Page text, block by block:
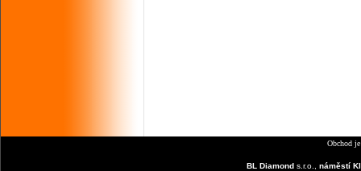
Obchod
BL Diamonds.r.o., náměstí